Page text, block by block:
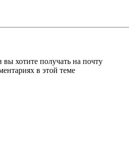
вы хотите получать на почту
в этой теме